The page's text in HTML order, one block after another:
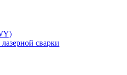
сварки